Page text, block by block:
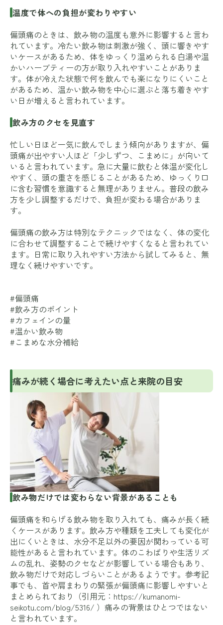
温度で体への負担が変わりやすい
偏頭痛のときは、飲み物の温度も意外に影響すると言わ
れています。冷たい飲み物は刺激が強く、頭に響きやす
いケースがあるため、体をゆっくり温められる白湯や温
かいハーブティーの方が取り入れやすいことがありま
す。体が冷えた状態で何を飲んでも楽になりにくいこと
があるため、温かい飲み物を中心に選ぶと落ち着きやす
い日が増えると言われています。
飲み方のクセを見直す
忙しい日ほど一気に飲んでしまう傾向がありますが、偏
頭痛が出やすい人ほど「少しずつ、こまめに」が向いて
いると言われています。急に大量に飲むと体温が変化し
やすく、頭の重さを感じることがあるため、ゆっくり口
に含む習慣を意識すると無理がありません。普段の飲み
方を少し調整するだけで、負担が変わる場合がありま
す。
偏頭痛の飲み方は特別なテクニックではなく、体の変化
に合わせて調整することで続けやすくなると言われてい
ます。日常に取り入れやすい方法から試してみると、無
理なく続けやすいです。
#偏頭痛
#飲み方のポイント
#カフェインの量
#温かい飲み物
#こまめな水分補給
痛みが続く場合に考えたい点と来院の目安
飲み物だけでは変わらない背景があることも
偏頭痛を和らげる飲み物を取り入れても、痛みが長く続
くケースがあります。飲み方や種類を工夫しても変化が
出にくいときは、水分不足以外の要因が関わっている可
能性があると言われています。体のこわばりや生活リズ
ムの乱れ、姿勢のクセなどが影響している場合もあり、
飲み物だけで対応しづらいことがあるようです。参考記
事でも、首や肩まわりの緊張が偏頭痛に影響しやすいと
まとめられており（引用元： https://kumanomi-
seikotu.com/blog/5316/ ）痛みの背景はひとつではない
と言われています。